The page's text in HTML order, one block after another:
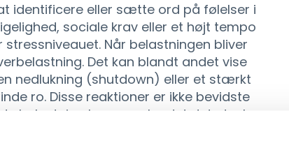
identificere eller sætte ord på følelser i
sociale krav eller et højt tempo
Når belastningen bliver
Det kan blandt andet vise
nedlukning (shutdown) eller et stærkt
ro. Disse reaktioner er ikke bevidste
belastning har overskredet det, der kan